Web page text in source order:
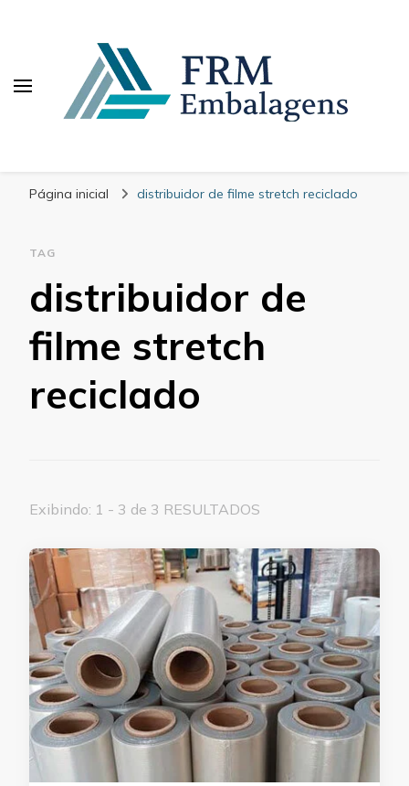
Página inicial distribuidor de filme stretch reciclado
TAG
distribuidor de
filme stretch
reciclado
Exibindo: 1 - 3 de 3 RESULTADOS